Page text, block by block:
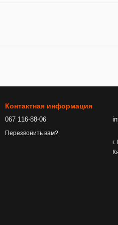
Контактная информация
067 116-88-06
Перезвонить вам?